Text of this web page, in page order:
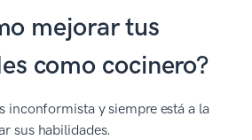
mejorar tus
como cocinero?
inconformista y siempre está a la
sus habilidades.